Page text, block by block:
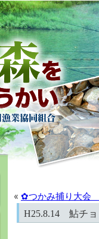
« ✿つかみ捕り大
H25.8.14 鮎チ